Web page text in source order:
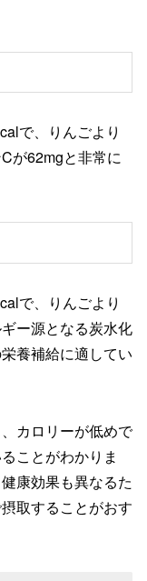
で、りんごより
が62mgと非常に
で、りんごより
ー源となる炭水化
養補給に適してい
カロリーが低めで
ことがわかりま
康効果も異なるた
取することがおす